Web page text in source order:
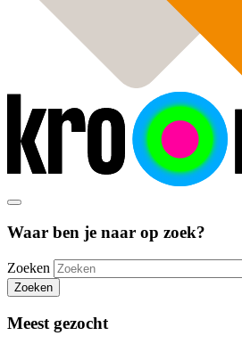
Waar ben je naar op zoek?
Zoeken
Zoeken
Meest gezocht